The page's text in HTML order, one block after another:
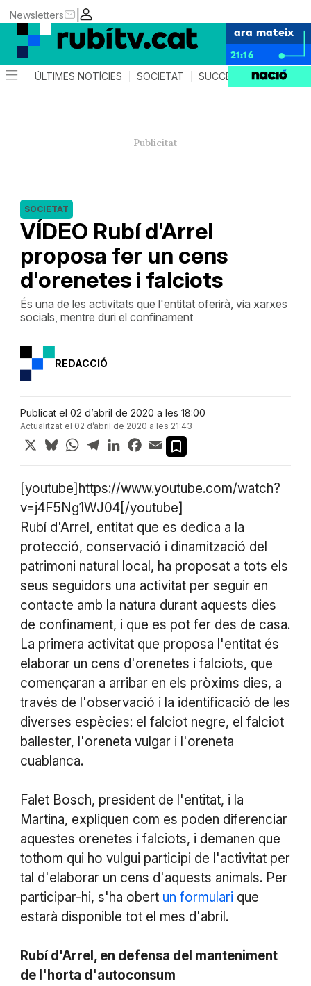
|
Newsletters
ara mateix
21:16
ÚLTIMES NOTÍCIES SOCIETAT SUCCESSOS
VÍDEO Rubí d'Arrel
proposa fer un cens
d'orenetes i falciots
SOCIETAT
És una de les activitats que l'entitat oferirà, via xarxes
socials, mentre duri el confinament
REDACCIÓ
Publicat el 02 d’abril de 2020 a les 18:00
Actualitzat el 02 d’abril de 2020 a les 21:43
X BlueskyWhatsApp
TelegramLinkedInFacebook
Email
[youtube]https://www.youtube.com/watch?
v=j4F5Ng1WJ04[/youtube]
Rubí d'Arrel, entitat que es dedica a la
protecció, conservació i dinamització del
patrimoni natural local, ha proposat a tots els
seus seguidors una activitat per seguir en
contacte amb la natura durant aquests dies
de confinament, i que es pot fer des de casa.
La primera activitat que proposa l'entitat és
elaborar un cens d'orenetes i falciots, que
començaran a arribar en els pròxims dies, a
través de l'observació i la identificació de les
diverses espècies: el falciot negre, el falciot
ballester, l'oreneta vulgar i l'oreneta
cuablanca.
Falet Bosch, president de l'entitat, i la
Martina, expliquen com es poden diferenciar
aquestes orenetes i falciots, i demanen que
tothom qui ho vulgui participi de l'activitat per
tal d'elaborar un cens d'aquests animals. Per
participar-hi, s'ha obert un formulari que
estarà disponible tot el mes d'abril.
Rubí d'Arrel, en defensa del manteniment
de l'horta d'autoconsum